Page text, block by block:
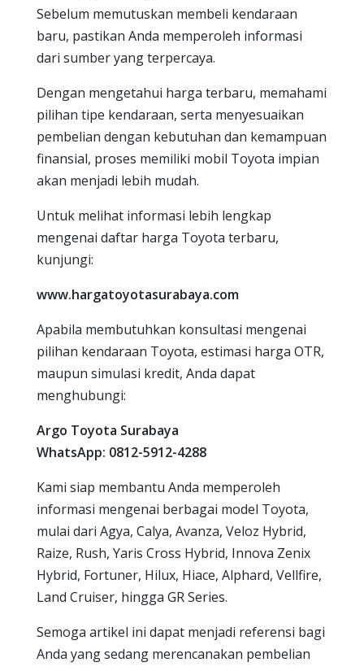
Sebelum memutuskan membeli kendaraan
baru, pastikan Anda memperoleh informasi
dari sumber yang terpercaya.
Dengan mengetahui harga terbaru, memahami
pilihan tipe kendaraan, serta menyesuaikan
pembelian dengan kebutuhan dan kemampuan
finansial, proses memiliki mobil Toyota impian
akan menjadi lebih mudah.
Untuk melihat informasi lebih lengkap
mengenai daftar harga Toyota terbaru,
kunjungi:
www.hargatoyotasurabaya.com
Apabila membutuhkan konsultasi mengenai
pilihan kendaraan Toyota, estimasi harga OTR,
maupun simulasi kredit, Anda dapat
menghubungi:
Argo Toyota Surabaya
WhatsApp: 0812-5912-4288
Kami siap membantu Anda memperoleh
informasi mengenai berbagai model Toyota,
mulai dari Agya, Calya, Avanza, Veloz Hybrid,
Raize, Rush, Yaris Cross Hybrid, Innova Zenix
Hybrid, Fortuner, Hilux, Hiace, Alphard, Vellfire,
Land Cruiser, hingga GR Series.
Semoga artikel ini dapat menjadi referensi bagi
Anda yang sedang merencanakan pembelian